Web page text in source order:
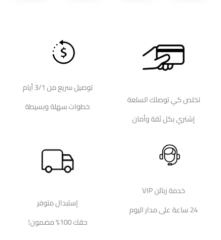
تخلص كي توصلك السلعة
إشتري بكل ثقة وأمان
توصيل سريع من 3/1 أيام
خطوات سهلة وبسيطة
خدمة زبائن VIP
24 ساعة على مدار اليوم
إستبدال متوفر
حقك 100% مضمون!